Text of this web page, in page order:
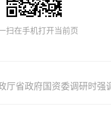
扫在手机打开当前页
厅省政府国资委调研时强